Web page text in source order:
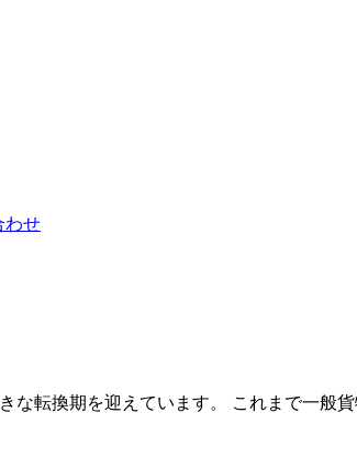
わせ
な転換期を迎えています。 これまで一般